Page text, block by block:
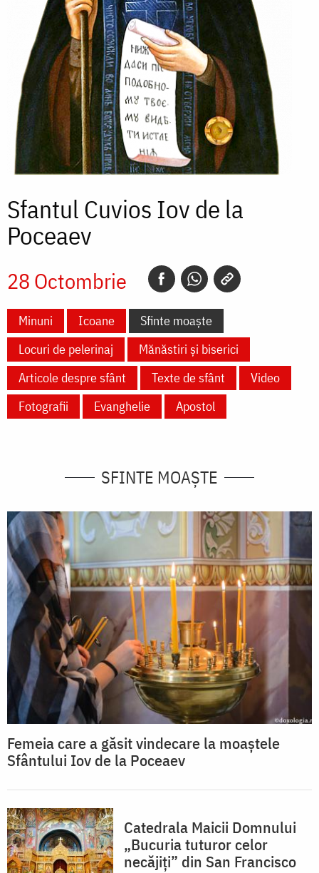
Sfantul Cuvios Iov de la
Poceaev
28 Octombrie
Minuni Icoane
Sfinte moaște
Locuri de pelerinaj
Mănăstiri și biserici
Articole despre sfânt
Texte de sfânt
Video
Fotografii
Evanghelie Apostol
SFINTE MOAȘTE
Femeia care a găsit vindecare la moaștele
Sfântului Iov de la Poceaev
Catedrala Maicii Domnului
„Bucuria tuturor celor
necăjiți” din San Francisco